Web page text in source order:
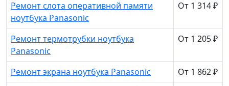
Ремонт слота оперативной памяти
ноутбука Panasonic
От 1 314 ₽
Ремонт термотрубки ноутбука
Panasonic
От 1 205 ₽
Ремонт экрана ноутбука Panasonic
От 1 862 ₽